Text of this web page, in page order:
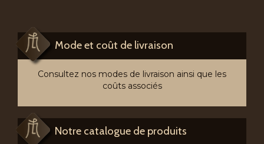
Mode et coût de livraison
Consultez nos modes de livraison ainsi que les
coûts associés
Notre catalogue de produits